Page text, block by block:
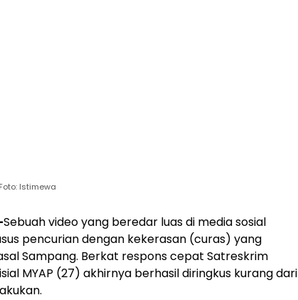
Istimewa
Sebuah video yang beredar luas di media sosial
pencurian dengan kekerasan (curas) yang
Sampang. Berkat respons cepat Satreskrim
MYAP (27) akhirnya berhasil diringkus kurang dari